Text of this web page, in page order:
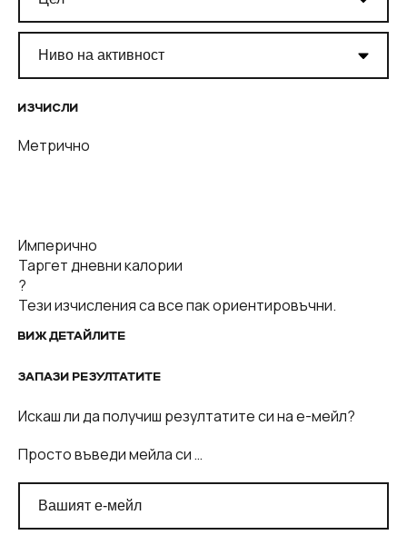
ИЗЧИСЛИ
Метрично
Имперично
Таргет дневни калории
?
Тези изчисления са все пак ориентировъчни.
ВИЖ ДЕТАЙЛИТЕ
ЗАПАЗИ РЕЗУЛТАТИТЕ
Искаш ли да получиш резултатите си на е-мейл?
Просто въведи мейла си …